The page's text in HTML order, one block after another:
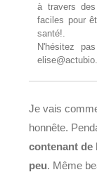
à travers
faciles pour
santé!.
N'hésitez
Je vais
honnête.
contenant de
peu. Même